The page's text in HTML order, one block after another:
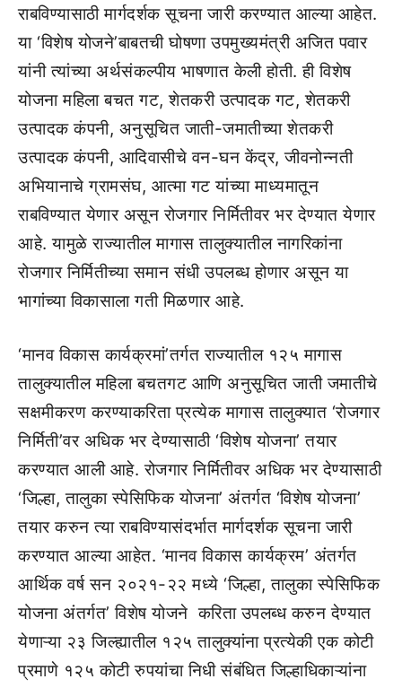
राबविण्यासाठी मार्गदर्शक सूचना जारी करण्यात आल्या आहेत.
या ‘विशेष योजने’बाबतची घोषणा उपमुख्यमंत्री अजित पवार
यांनी त्यांच्या अर्थसंकल्पीय भाषणात केली होती. ही विशेष
योजना महिला बचत गट, शेतकरी उत्पादक गट, शेतकरी
उत्पादक कंपनी, अनुसूचित जाती-जमातीच्या शेतकरी
उत्पादक कंपनी, आदिवासीचे वन-घन केंद्र, जीवनोन्नती
अभियानाचे ग्रामसंघ, आत्मा गट यांच्या माध्यमातून
राबविण्यात येणार असून रोजगार निर्मितीवर भर देण्यात येणार
आहे. यामुळे राज्यातील मागास तालुक्यातील नागरिकांना
रोजगार निर्मितीच्या समान संधी उपलब्ध होणार असून या
भागांच्या विकासाला गती मिळणार आहे.
‘मानव विकास कार्यक्रमां’तर्गत राज्यातील १२५ मागास
तालुक्यातील महिला बचतगट आणि अनुसूचित जाती जमातीचे
सक्षमीकरण करण्याकरिता प्रत्येक मागास तालुक्यात ‘रोजगार
निर्मिती’वर अधिक भर देण्यासाठी ‘विशेष योजना’ तयार
करण्यात आली आहे. रोजगार निर्मितीवर अधिक भर देण्यासाठी
‘जिल्हा, तालुका स्पेसिफिक योजना’ अंतर्गत ‘विशेष योजना’
तयार करुन त्या राबविण्यासंदर्भात मार्गदर्शक सूचना जारी
करण्यात आल्या आहेत. ‘मानव विकास कार्यक्रम’ अंतर्गत
आर्थिक वर्ष सन २०२१-२२ मध्ये ‘जिल्हा, तालुका स्पेसिफिक
योजना अंतर्गत’ विशेष योजने करिता उपलब्ध करुन देण्यात
येणाऱ्या २३ जिल्ह्यातील १२५ तालुक्यांना प्रत्येकी एक कोटी
प्रमाणे १२५ कोटी रुपयांचा निधी संबंधित जिल्हाधिकाऱ्यांना